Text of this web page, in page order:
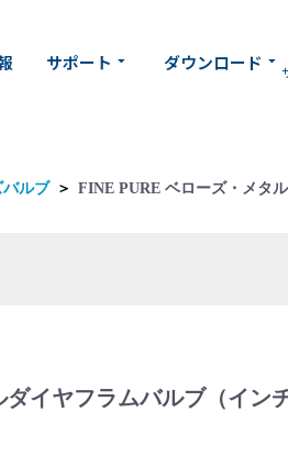
サポート arrow_drop_down ダウンロード arrow_drop_down
ルブ ＞ FINE PURE ベローズ・メタ
イヤフラムバルブ（イン